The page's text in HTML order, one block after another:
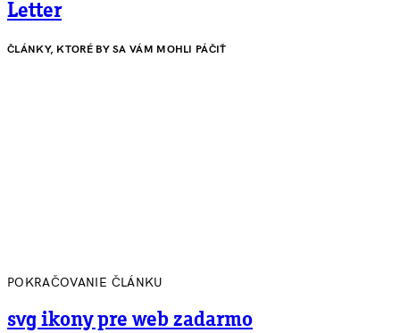
Letter
ČLÁNKY, KTORÉ BY SA VÁM MOHLI PÁČIŤ
POKRAČOVANIE ČLÁNKU
svg ikony pre web zadarmo